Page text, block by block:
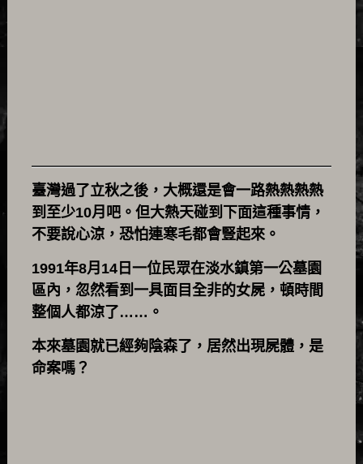
臺灣過了立秋之後，大概還是會一路熱熱熱熱
到至少10月吧。但大熱天碰到下面這種事情，
不要說心涼，恐怕連寒毛都會豎起來。
1991年8月14日一位民眾在淡水鎮第一公墓園
區內，忽然看到一具面目全非的女屍，頓時間
整個人都涼了……。
本來墓園就已經夠陰森了，居然出現屍體，是
命案嗎？